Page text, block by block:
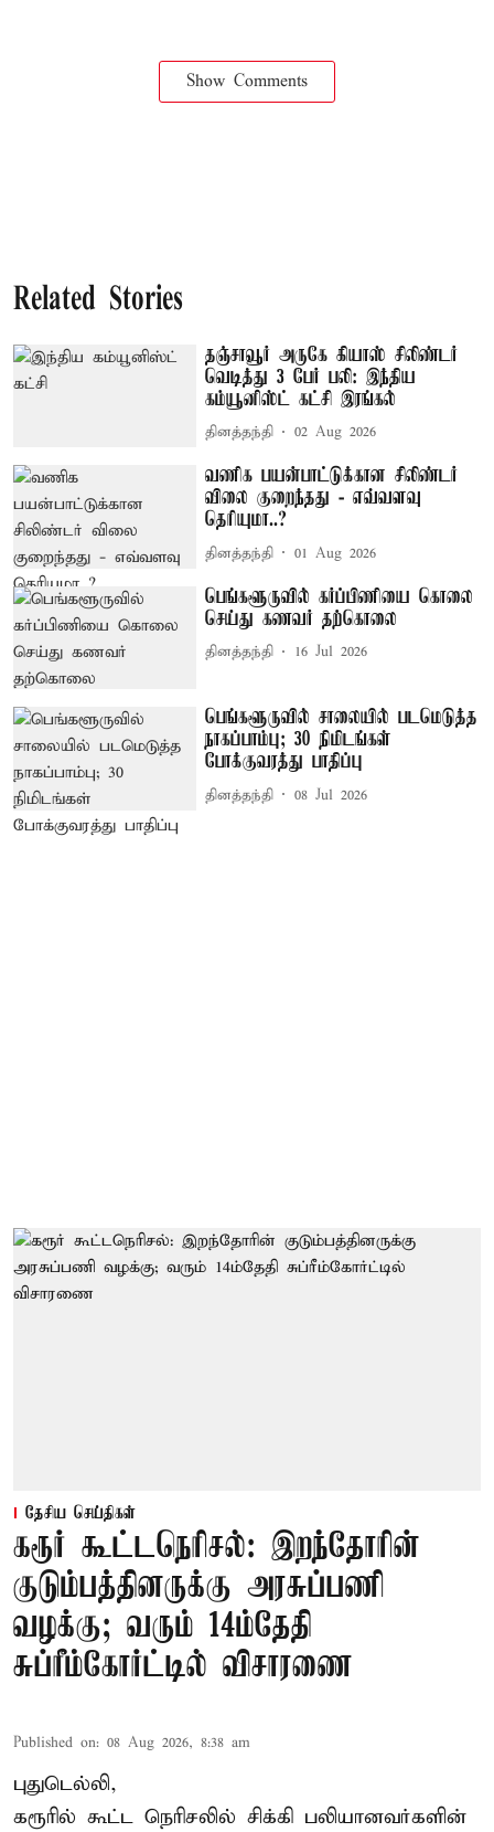
Show Comments
Related Stories
தஞ்சாவூர் அருகே கியாஸ் சிலிண்டர்
வெடித்து 3 பேர் பலி: இந்திய
கம்யூனிஸ்ட் கட்சி இரங்கல்
தினத்தந்தி 02 Aug 2026
வணிக பயன்பாட்டுக்கான சிலிண்டர்
விலை குறைந்தது - எவ்வளவு
தெரியுமா..?
தினத்தந்தி 01 Aug 2026
பெங்களூருவில் கர்ப்பிணியை கொலை
செய்து கணவர் தற்கொலை
தினத்தந்தி 16 Jul 2026
பெங்களூருவில் சாலையில் படமெடுத்த
நாகப்பாம்பு; 30 நிமிடங்கள்
போக்குவரத்து பாதிப்பு
தினத்தந்தி 08 Jul 2026
தேசிய செய்திகள்
கரூர் கூட்டநெரிசல்: இறந்தோரின்
குடும்பத்தினருக்கு அரசுப்பணி
வழக்கு; வரும் 14ம்தேதி
சுப்ரீம்கோர்ட்டில் விசாரணை
Published on: 08 Aug 2026, 8:38 am
புதுடெல்லி,
கரூரில் கூட்ட நெரிசலில் சிக்கி பலியானவர்களின்